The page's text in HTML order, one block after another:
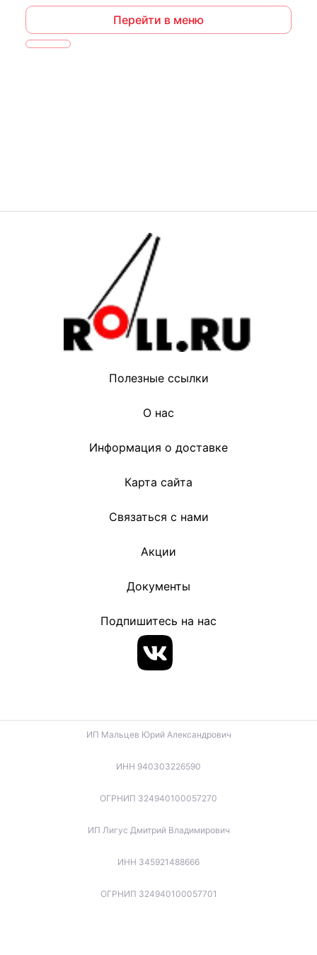
Перейти в меню
Полезные ссылки
О нас
Информация о доставке
Карта сайта
Связаться с нами
Акции
Документы
Подпишитесь на нас
ИП Мальцев Юрий Александрович
ИНН 940303226590
ОГРНИП 324940100057270
ИП Лигус Дмитрий Владимирович
ИНН 345921488666
ОГРНИП 324940100057701